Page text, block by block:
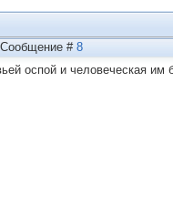
# 8
оспой и человеческая им